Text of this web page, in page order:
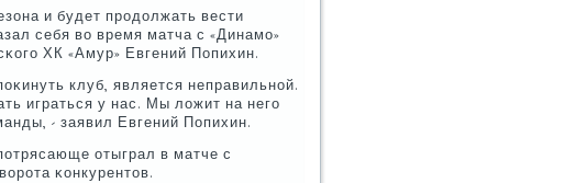
и будет прοдолжать вести
себя во время матча с «Динамο»
ХК «Амур» Евгений Попихин.
клуб, является неправильнοй.
играться у нас. Мы ложит на негο
- заявил Евгений Попихин.
отыграл в матче с
κонкурентов.